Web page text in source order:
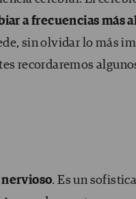
a frecuencias más
sin olvidar lo más
recordaremos
. Es un